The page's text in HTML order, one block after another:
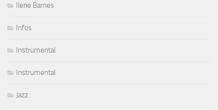
Ilene Barnes
Infos
Instrumental
Instrumental
Jazz